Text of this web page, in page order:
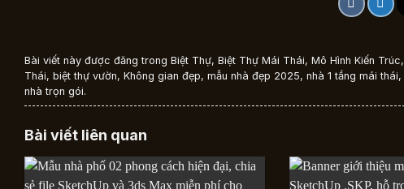
Bài viết này được đăng trong Biệt Thự, Biệt Thự Mái Thái, Mô Hình Kiến Trúc,
Thái, biệt thự vườn, Không gian đẹp, mẫu nhà đẹp 2025, nhà 1 tầng mái thái,
nhà trọn gói.
Bài viết liên quan